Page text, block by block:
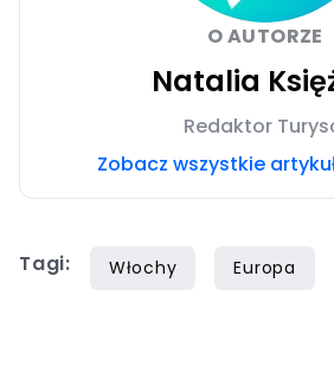
O AUTORZE
Natalia
Redaktor
Zobacz wszystkie
Tagi: Włochy Europa